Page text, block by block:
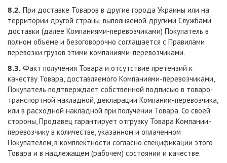
8.2. При доставке Товаров в другие города Украины или на
территории другой страны, выполняемой другими Службами
доставки (далее Компаниями-перевозчиками) Покупатель в
полном объеме и безоговорочно соглашается с Правилами
перевозки грузов этими компаниями-перевозчиками.
8.3. Факт получения Товара и отсутствие претензий к
качеству Товара, доставляемого Компаниями-перевозчиками,
Покупатель подтверждает собственной подписью в товаро-
транспортной накладной, декларации Компании-перевозчика,
или в расходной накладной при получении Товара. Со своей
стороны, Продавец гарантирует отгрузку Товара Компании-
перевозчику в количестве, указанном и оплаченном
Покупателем, в комплектности согласно спецификации этого
Товара и в надлежащем (рабочем) состоянии и качестве.